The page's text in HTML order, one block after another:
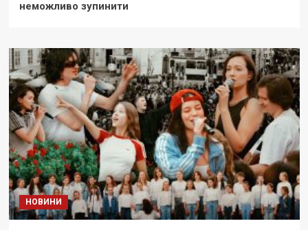
неможливо зупинити
НОВИНИ